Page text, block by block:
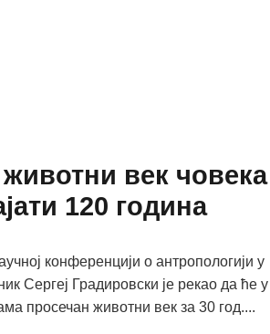
век човека
120 година
конференцији о антропологији у
Сергеј Градировски је рекао да ће у
просечан животни век за 30 год....